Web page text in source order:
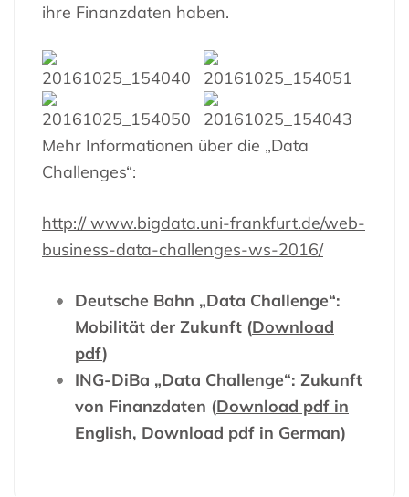
ihre Finanzdaten haben.
Mehr Informationen über die „Data
Challenges“:
http://www.bigdata.uni-frankfurt.de/web-
business-data-challenges-ws-2016/
Deutsche Bahn „Data Challenge“:
Mobilität der Zukunft (Download
pdf)
ING-DiBa „Data Challenge“: Zukunft
von Finanzdaten (Download pdf in
English, Download pdf in German)